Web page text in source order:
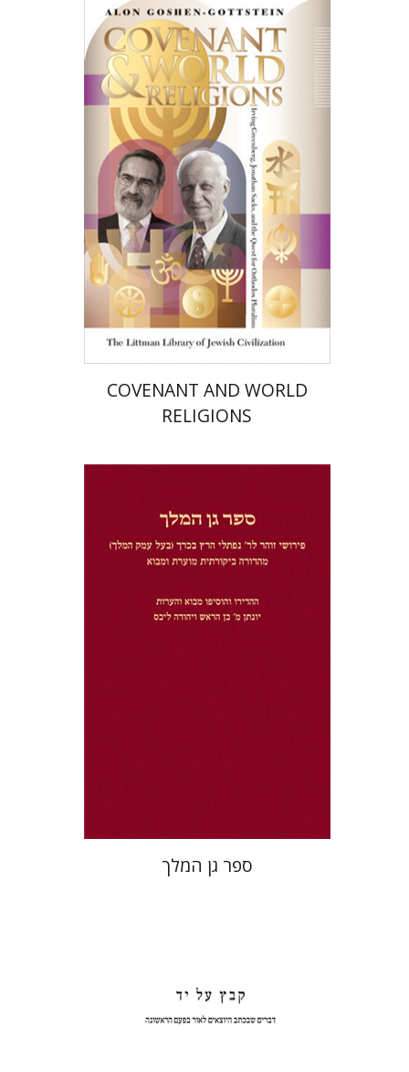
אלון גושן-גוטשטיין
הנחת אתר ספר מודפס
$40
$36
COVENANT AND WORLD
RELIGIONS
יונתן מ' בן הראש יהודה ליבס
ספר גן המלך
חגי בן-שמאי